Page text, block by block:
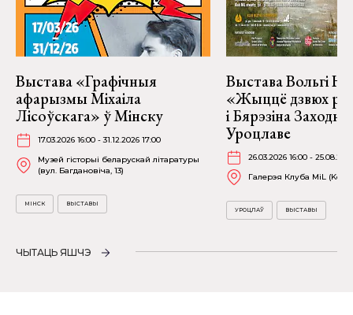
Выстава «Графічныя
афарызмы Міхаіла
Лісоўскага» ў Мінску
17.03.2026 16:00 - 31.12.2026 17:00
Музей гісторыі беларускай літаратуры
(вул. Багдановіча, 13)
МІНСК ВЫСТАВЫ
Выстава Вольгі
«Жыццё дзвюх
і Бярэзіна
Уроцлаве
26.03.2026 16:00 -
Галерэя Клуба MiL
УРОЦЛАЎ ВЫСТАВЫ
ЧЫТАЦЬ ЯШЧЭ